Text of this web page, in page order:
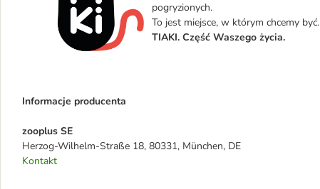
pogryzionych.
To jest miejsce, w którym chcemy być.
TIAKI. Część Waszego życia.
Informacje producenta
zooplus SE
Herzog-Wilhelm-Straße 18, 80331, München, DE
Kontakt